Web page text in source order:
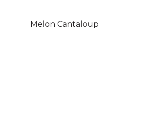
Melon Cantaloup